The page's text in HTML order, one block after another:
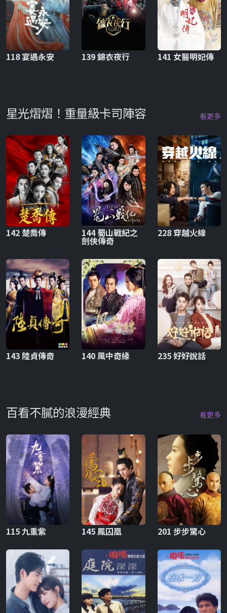
118 宴遇永安 139 錦衣夜行 141 女醫明妃傳
星光熠熠！重量級卡司陣容 看更多
142 楚喬傳 144 蜀山戰紀之
劍俠傳奇
228 穿越火線
143 陸貞傳奇 140 風中奇緣 235 好好說話
百看不膩的浪漫經典 看更多
115 九重紫 145 鳳囚凰 201 步步驚心